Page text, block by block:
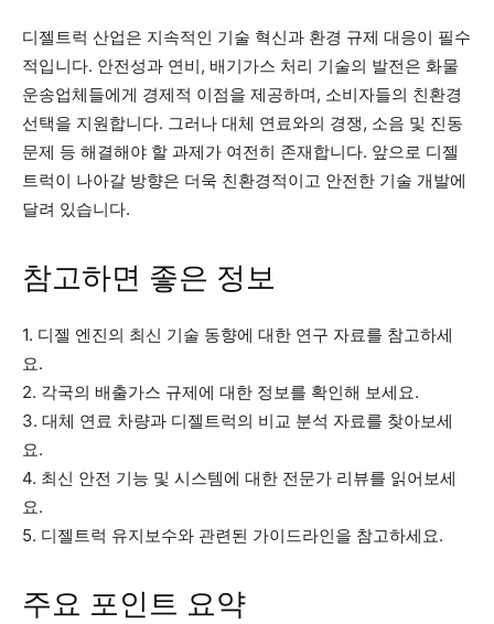
디젤트럭 산업은 지속적인 기술 혁신과 환경 규제 대응이 필수
적입니다. 안전성과 연비, 배기가스 처리 기술의 발전은 화물
운송업체들에게 경제적 이점을 제공하며, 소비자들의 친환경
선택을 지원합니다. 그러나 대체 연료와의 경쟁, 소음 및 진동
문제 등 해결해야 할 과제가 여전히 존재합니다. 앞으로 디젤
트럭이 나아갈 방향은 더욱 친환경적이고 안전한 기술 개발에
달려 있습니다.
참고하면 좋은 정보
1. 디젤 엔진의 최신 기술 동향에 대한 연구 자료를 참고하세
요.
2. 각국의 배출가스 규제에 대한 정보를 확인해 보세요.
3. 대체 연료 차량과 디젤트럭의 비교 분석 자료를 찾아보세
요.
4. 최신 안전 기능 및 시스템에 대한 전문가 리뷰를 읽어보세
요.
5. 디젤트럭 유지보수와 관련된 가이드라인을 참고하세요.
주요 포인트 요약